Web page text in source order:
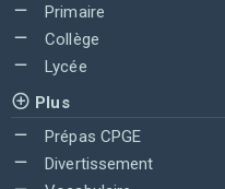
Primaire
Collège
Lycée
Plus
Prépas CPGE
Divertissement